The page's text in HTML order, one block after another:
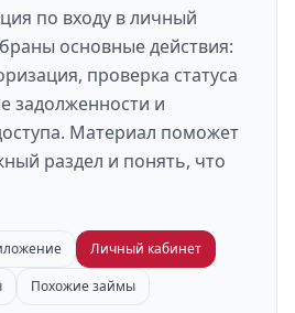
по входу в личный
основные действия:
проверка статуса
задолженности и
Материал поможет
раздел и понять, что
Личный кабинет
Похожие займы